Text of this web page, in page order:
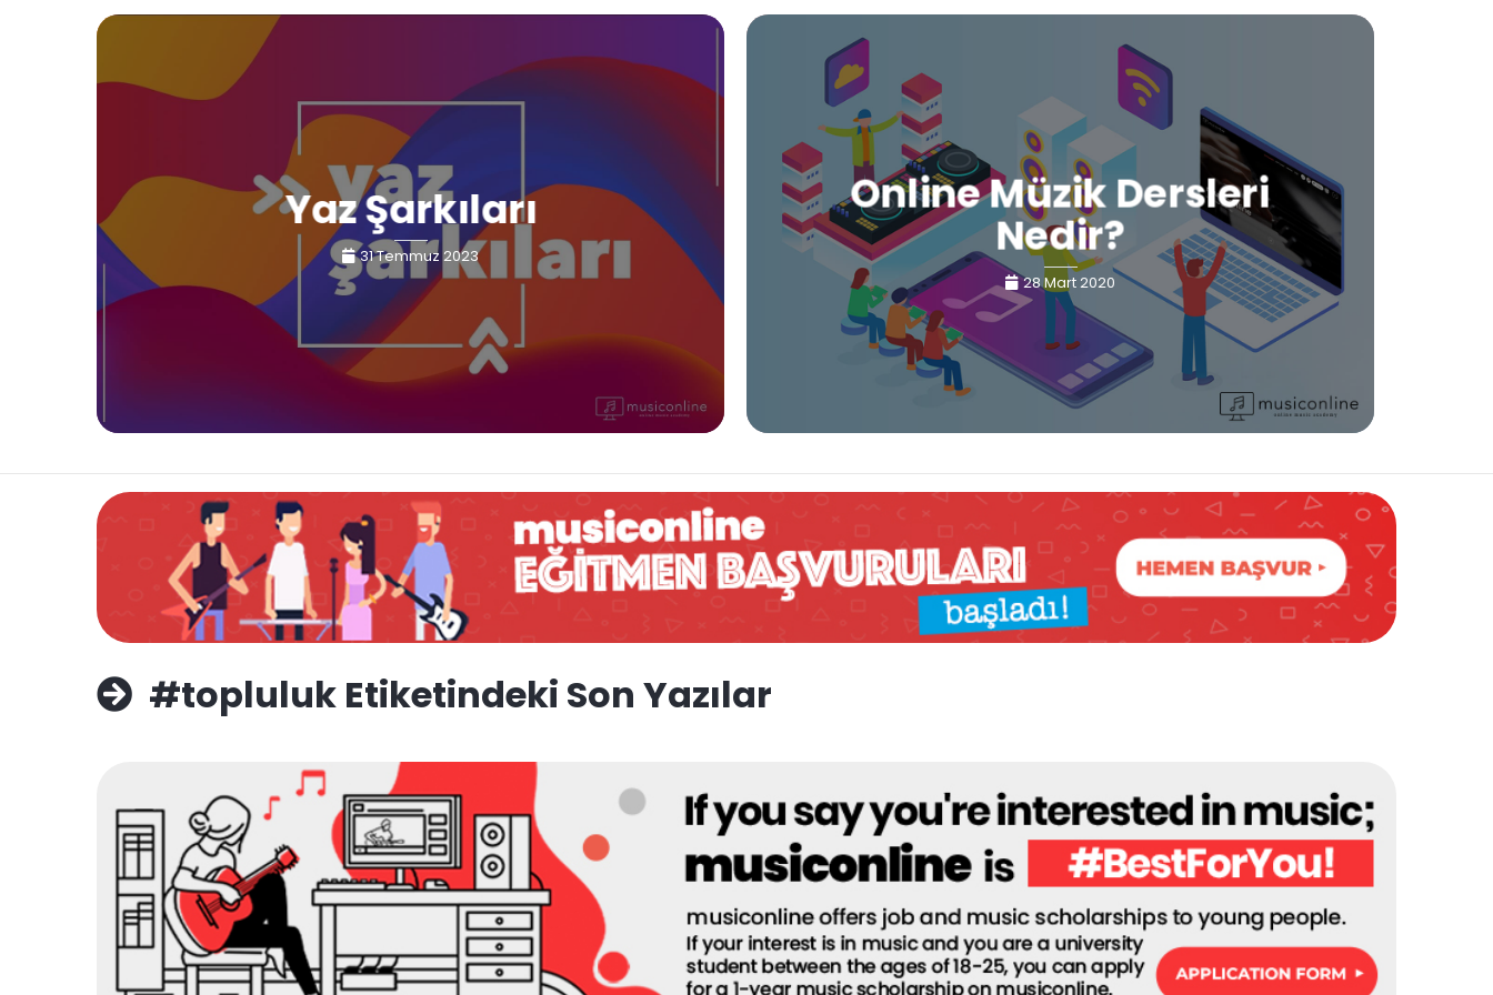
Yaz Şarkıları
31 Temmuz 2023
Online Müzik Dersleri
Nedir?
28 Mart 2020
#topluluk Etiketindeki Son Yazılar